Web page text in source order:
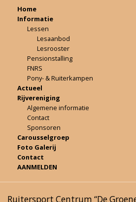
Home
Informatie
Lessen
Lesaanbod
Lesrooster
Pensionstalling
FNRS
Pony- & Ruiterkampen
Actueel
Rijvereniging
Algemene informatie
Contact
Sponsoren
Carousselgroep
Foto Galerij
Contact
AANMELDEN
Ruitersport Centrum “De